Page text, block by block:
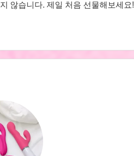
않습니다. 제일 처음 선물해보세요!